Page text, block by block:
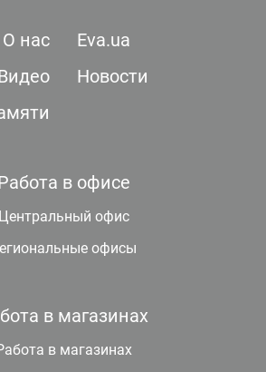
О нас
Eva.ua
Новости
в офисе
Центральный офис
офисы
в магазинах
в магазинах